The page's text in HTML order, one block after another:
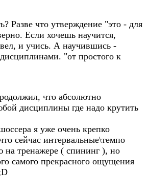
Разве что утверждение "это - для
Если хочешь научится,
и учись. А научившись -
"от простого к
что абсолютно
дисциплины где надо крутить
я уже очень крепко
сейчас интервальные\темпо
на тренажере ( спининг ), но
самого прекрасного ощущения